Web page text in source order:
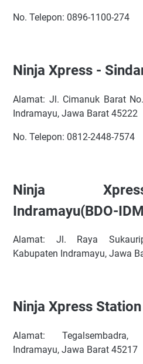
No. Telepon: 0896-1100-274
Ninja Xpress -
Alamat: Jl. Cimanuk Barat
Indramayu, Jawa Barat 45222
No. Telepon: 0812-2448-7574
Ninja
Indramayu(BDO-
Alamat: Jl. Raya
Kabupaten Indramayu, Jawa
Ninja Xpress
Alamat: Tegalsembadra,
Indramayu, Jawa Barat 45217